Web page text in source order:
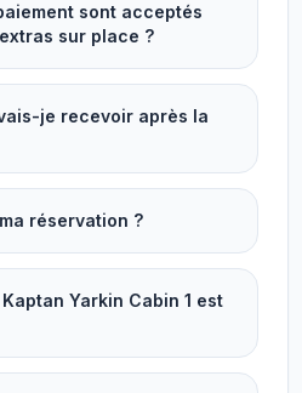
sont acceptés
sur place ?
je recevoir après la
réservation ?
Yarkin Cabin 1 est